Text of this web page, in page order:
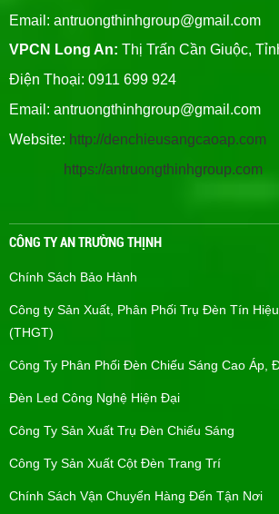
Email: antruongthinhgroup@gmail.com
VPCN Long An: Thị Trấn Cần Giuộc,
Điện Thoại: 0911 699 924
Email: antruongthinhgroup@gmail.com
Website: http://denchieusangcaoap.com
https://antruongthinhgroup.com
CÔNG TY AN TRƯỜNG THỊNH
Chính Sách Bảo Hành
Công ty Sản Xuất, Phân Phối Trụ Đèn Tín
(THGT)
Công Ty Phân Phối Đèn Chiếu Sáng Cao Áp,
Đèn Led Công Nghệ Hiện Đại
Công Ty Sản Xuất Trụ Đèn Chiếu Sáng
Công Ty Sản Xuất Cột Đèn Trang Trí
Chính Sách Vận Chuyển Hàng Đến Tận Nơi